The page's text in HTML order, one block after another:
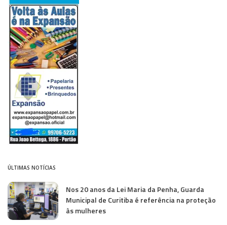
ÚLTIMAS NOTÍCIAS
Nos 20 anos da Lei Maria da Penha, Guarda
Municipal de Curitiba é referência na proteção
às mulheres